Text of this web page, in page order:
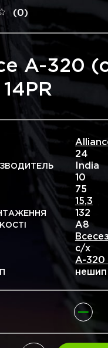
(0)
A-320
24
India
10
75
15,3
132
A8
с/х
A-320
нешип